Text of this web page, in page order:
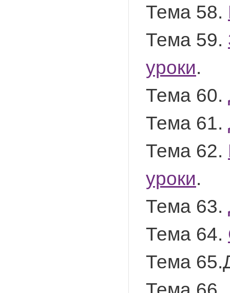
Тема 58.
Тема 59.
уроки.
Тема 60.
Тема 61.
Тема 62.
уроки.
Тема 63.
Тема 64.
Тема